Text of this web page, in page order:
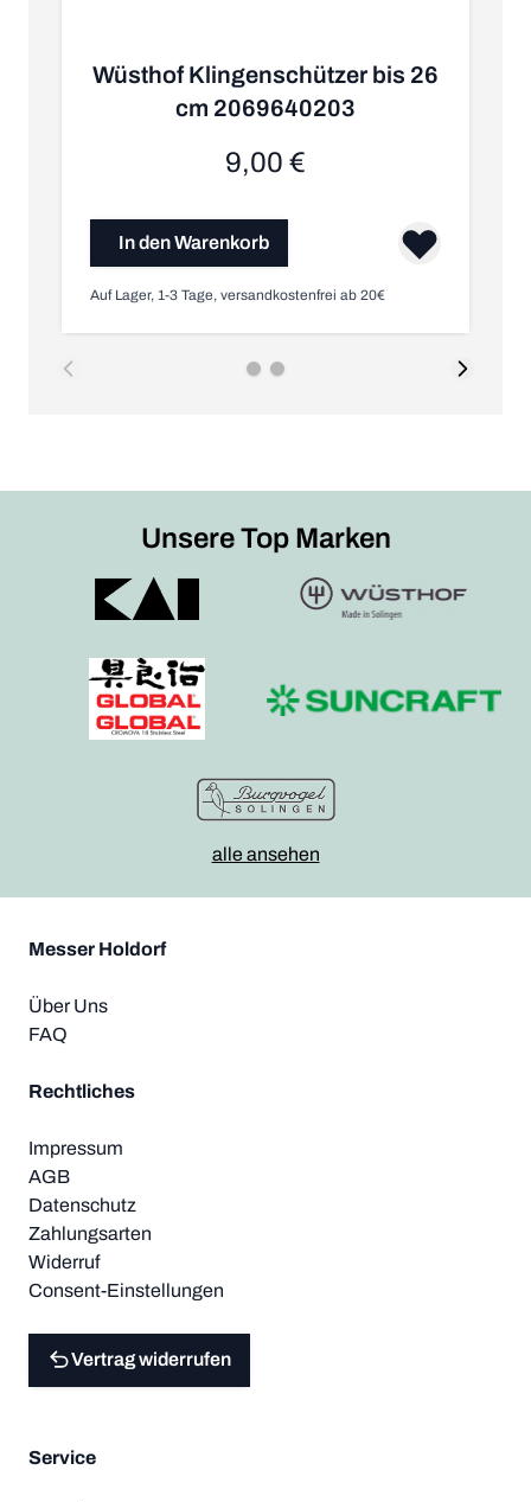
Wüsthof Klingenschützer bis 26
cm 2069640203
9,00 €
In den Warenkorb
Auf Lager, 1-3 Tage, versandkostenfrei ab 20€
Unsere Top Marken
alle ansehen
Messer Holdorf
Über Uns
FAQ
Rechtliches
Impressum
AGB
Datenschutz
Zahlungsarten
Widerruf
Consent-Einstellungen
Vertrag widerrufen
Service